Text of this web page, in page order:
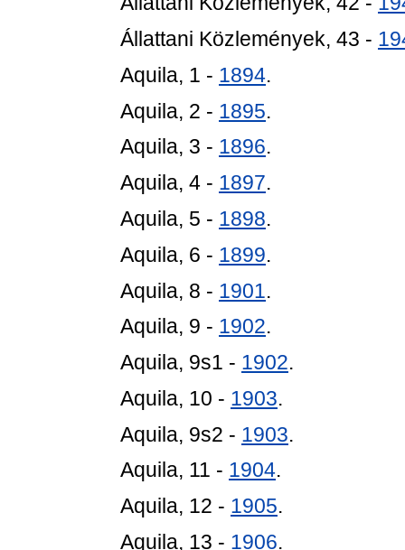
Állattani Közlemények, 43 -
Aquila, 1 - 1894.
Aquila, 2 - 1895.
Aquila, 3 - 1896.
Aquila, 4 - 1897.
Aquila, 5 - 1898.
Aquila, 6 - 1899.
Aquila, 8 - 1901.
Aquila, 9 - 1902.
Aquila, 9s1 - 1902.
Aquila, 10 - 1903.
Aquila, 9s2 - 1903.
Aquila, 11 - 1904.
Aquila, 12 - 1905.
Aquila, 13 - 1906.